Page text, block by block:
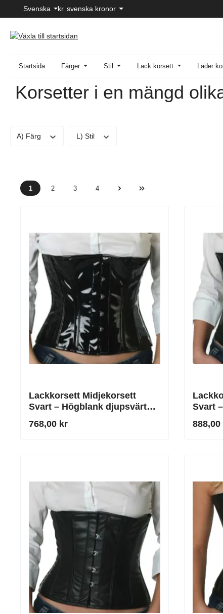
till huvudinnehåll
Hoppa till sökning
Hoppa till huvudnavigering
Svenska kr svenska kronor
Startsida Färger Stil Lack korsett Läder
Korsetter i en mängd
A) Färg L) Stil
Sida
1 Sida
2 Sida
3 Sida
4
Lackkorsett Midjekorsett
Svart – Högblank djupsvärta
för maximal midjereduktion
768,00 kr
Svart
888,00